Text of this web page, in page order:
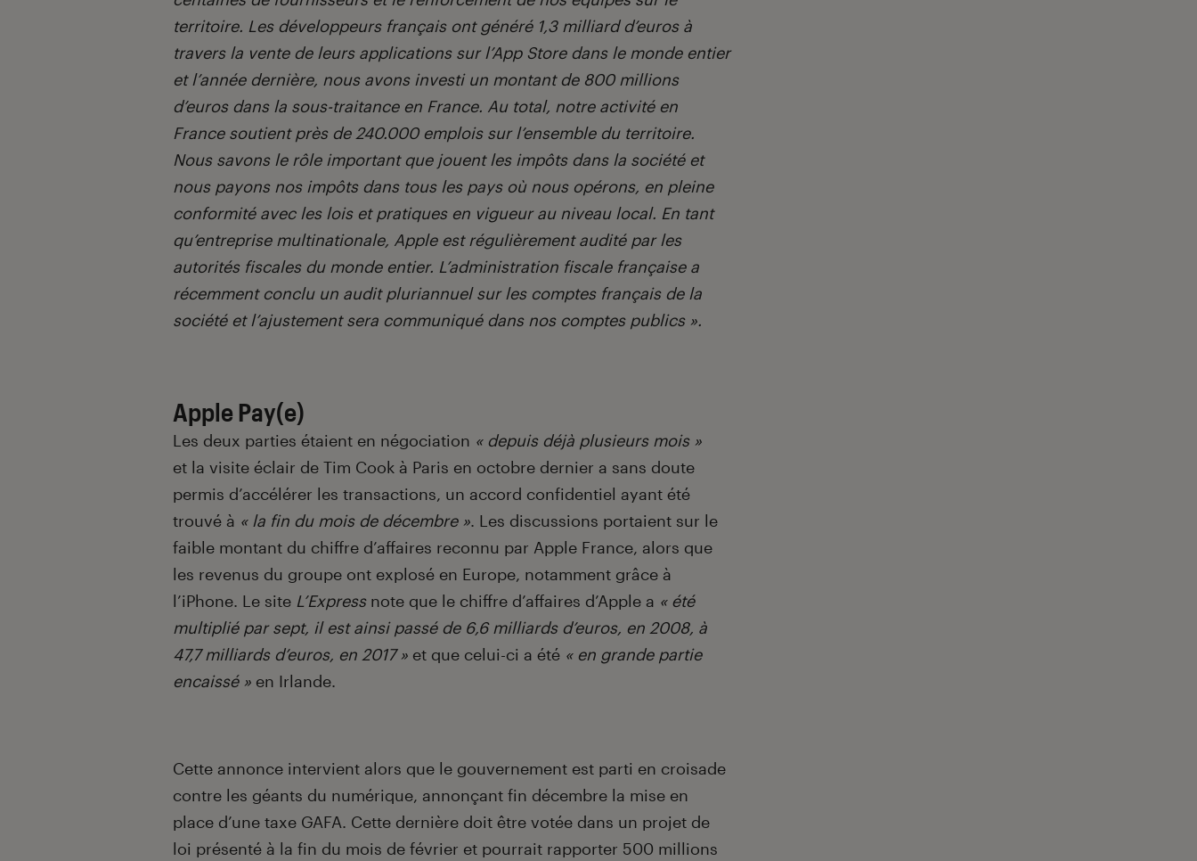
territoire. Les développeurs français ont généré 1,3 milliard d’euros à
travers la vente de leurs applications sur l’App Store dans le monde entier
et l’année dernière, nous avons investi un montant de 800 millions
d’euros dans la sous-traitance en France. Au total, notre activité en
France soutient près de 240.000 emplois sur l’ensemble du territoire.
Nous savons le rôle important que jouent les impôts dans la société et
nous payons nos impôts dans tous les pays où nous opérons, en pleine
conformité avec les lois et pratiques en vigueur au niveau local. En tant
qu’entreprise multinationale, Apple est régulièrement audité par les
autorités fiscales du monde entier. L’administration fiscale française a
récemment conclu un audit pluriannuel sur les comptes français de la
société et l’ajustement sera communiqué dans nos comptes publics ».
Apple Pay(e)
Les deux parties étaient en négociation « depuis déjà plusieurs mois »
et la visite éclair de Tim Cook à Paris en octobre dernier a sans doute
permis d’accélérer les transactions, un accord confidentiel ayant été
trouvé à « la fin du mois de décembre ». Les discussions portaient sur le
faible montant du chiffre d’affaires reconnu par Apple France, alors que
les revenus du groupe ont explosé en Europe, notamment grâce à
l’iPhone. Le site L’Expressnote que le chiffre d’affaires d’Apple a « été
multiplié par sept, il est ainsi passé de 6,6 milliards d’euros, en 2008, à
47,7 milliards d’euros, en 2017 » et que celui-ci a été « en grande partie
encaissé » en Irlande.
Cette annonce intervient alors que le gouvernement est parti en croisade
contre les géants du numérique, annonçant fin décembre la mise en
place d’une taxe GAFA. Cette dernière doit être votée dans un projet de
loi présenté à la fin du mois de février et pourrait rapporter 500 millions